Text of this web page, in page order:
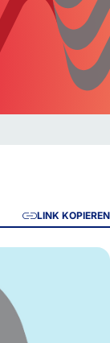
LINK KOPIEREN